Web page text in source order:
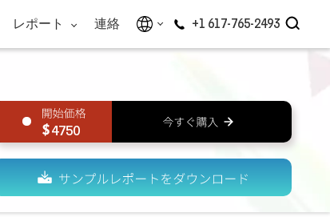
レポート 連絡 +1 617-765-2493
4750